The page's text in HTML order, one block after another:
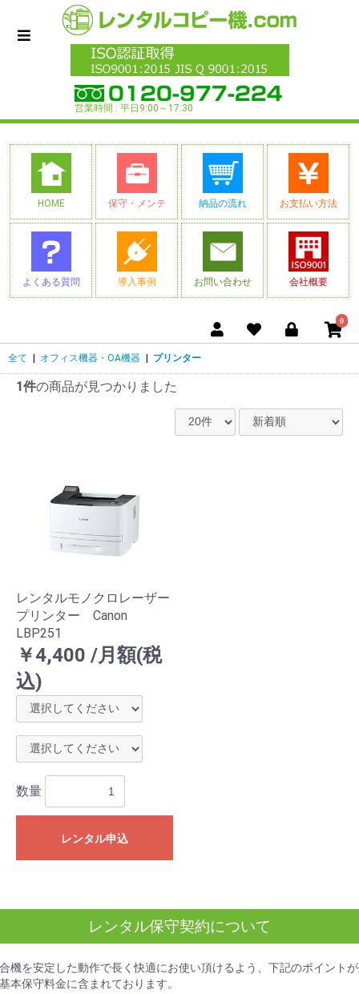
営業時間 : 平日9:00～17:30
HOME 保守・メンテ 納品の流れ お支払い方法
よくある質問 導入事例 お問い合わせ 会社概要
0
全て オフィス機器・OA機器 プリンター
1件の商品が見つかりました
レンタルモノクロレーザー
プリンター Canon
LBP251
￥4,400 /月額(税
込)
数量
レンタル申込
レンタル保守契約について
機を安定した動作で長く快適にお使い頂けるよう、下記のポイントが
本保守料金に含まれております。